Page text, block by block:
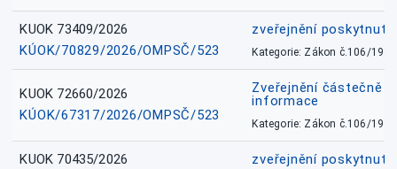
KUOK 73409/2026
KÚOK/70829/2026/OMPSČ/523
zveřejnění
Kategorie: Zákon č.106/1999
KUOK 72660/2026
KÚOK/67317/2026/OMPSČ/523
Zveřejnění částečně
informace
Kategorie: Zákon č.106/1999
KUOK 70435/2026
zveřejnění